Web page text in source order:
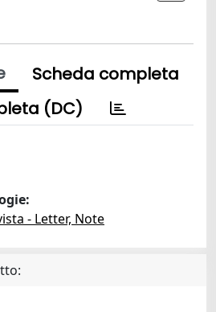
Scheda completa
(DC)
- Letter, Note